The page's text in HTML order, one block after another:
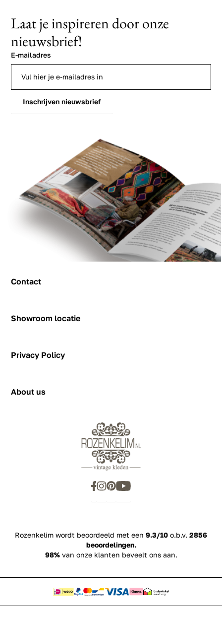
Contact
Showroom locatie
Figeehal 2
2031 BJ Haarlem
Privacy Policy
About us
Laat je inspireren door onze
nieuwsbrief!
E-mailadres
Inschrijven nieuwsbrief
Rozenkelim wordt beoordeeld met een 9.3/10 o.b.v. 2856
beoordelingen.
98%van onze klanten beveelt ons aan.